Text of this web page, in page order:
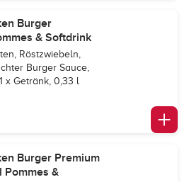
Burger
& Softdrink
Röstzwiebeln,
Burger Sauce,
x Getränk, 0,33 l
Burger Premium
&